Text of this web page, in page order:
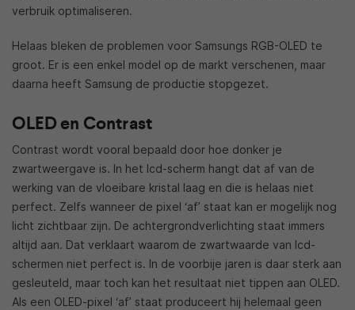
verbruik optimaliseren.
Helaas bleken de problemen voor Samsungs RGB-OLED te
groot. Er is een enkel model op de markt verschenen, maar
daarna heeft Samsung de productie stopgezet.
OLED en Contrast
Contrast wordt vooral bepaald door hoe donker je
zwartweergave is. In het lcd-scherm hangt dat af van de
werking van de vloeibare kristal laag en die is helaas niet
perfect. Zelfs wanneer de pixel ‘af’ staat kan er mogelijk nog
licht zichtbaar zijn. De achtergrondverlichting staat immers
altijd aan. Dat verklaart waarom de zwartwaarde van lcd-
schermen niet perfect is. In de voorbije jaren is daar sterk aan
gesleuteld, maar toch kan het resultaat niet tippen aan OLED.
Als een OLED-pixel ‘af’ staat produceert hij helemaal geen